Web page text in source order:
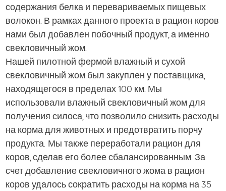
содержания белка и перевариваемых пищевых
волокон. В рамках данного проекта в рацион коров
нами был добавлен побочный продукт, а именно
свекловичный жом.
Нашей пилотной фермой влажный и сухой
свекловичный жом был закуплен у поставщика,
находящегося в пределах 100 км. Мы
использовали влажный свекловичный жом для
получения силоса, что позволило снизить расходы
на корма для животных и предотвратить порчу
продукта. Мы также переработали рацион для
коров, сделав его более сбалансированным. За
счет добавление свекловичного жома в рацион
коров удалось сократить расходы на корма на 35